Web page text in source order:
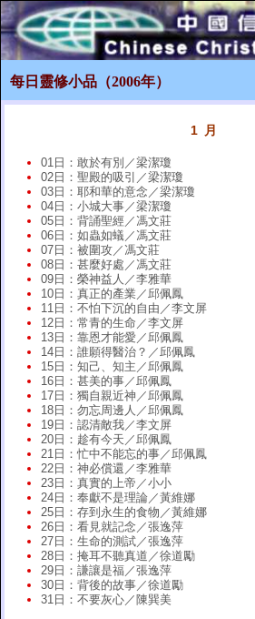
每日靈修小品（2006年）
1 月
01日：敢於有別／梁潔瓊
02日：聖殿的吸引／梁潔瓊
03日：耶和華的意念／梁潔瓊
04日：小城大事／梁潔瓊
05日：背誦聖經／馮文莊
06日：如蟲如蟻／馮文莊
07日：被圍攻／馮文莊
08日：甚麼好處／馮文莊
09日：榮神益人／李雅華
10日：真正的產業／邱佩鳳
11日：不怕下沉的自由／李文屏
12日：常青的生命／李文屏
13日：靠恩才能愛／邱佩鳳
14日：誰願得醫治？／邱佩鳳
15日：知己、知主／邱佩鳳
16日：甚美的事／邱佩鳳
17日：獨自親近神／邱佩鳳
18日：勿忘周邊人／邱佩鳳
19日：認清敵我／李文屏
20日：趁有今天／邱佩鳳
21日：忙中不能忘的事／邱佩鳳
22日：神必償還／李雅華
23日：真實的上帝／小小
24日：奉獻不是理論／黃維娜
25日：存到永生的食物／黃維娜
26日：看見就記念／張逸萍
27日：生命的測試／張逸萍
28日：掩耳不聽真道／徐道勵
29日：謙讓是福／張逸萍
30日：背後的故事／徐道勵
31日：不要灰心／陳巽美